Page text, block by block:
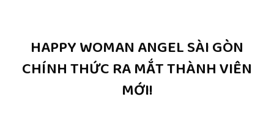
HAPPY WOMAN ANGEL SÀI GÒN
CHÍNH THỨC RA MẮT THÀNH VIÊN
MỚI!